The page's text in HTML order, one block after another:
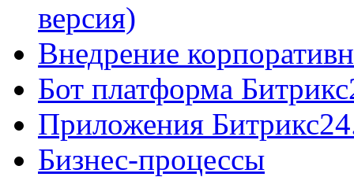
версия)
Внедрение
Бот платформа
Приложения
Бизнес-процессы